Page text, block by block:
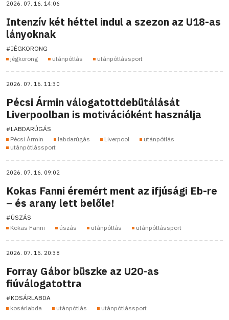
2026. 07. 16. 14:06
Intenzív két héttel indul a szezon az U18-as
lányoknak
#JÉGKORONG
jégkorong
utánpótlás utánpótlássport
2026. 07. 16. 11:30
Pécsi Ármin válogatottdebütálását
Liverpoolban is motivációként használja
#LABDARÚGÁS
Pécsi Ármin
labdarúgás Liverpool
utánpótlás
utánpótlássport
2026. 07. 16. 09:02
Kokas Fanni éremért ment az ifjúsági Eb-re
– és arany lett belőle!
#ÚSZÁS
Kokas Fanni
úszás utánpótlás utánpótlássport
2026. 07. 15. 20:38
Forray Gábor büszke az U20-as
fiúválogatottra
#KOSÁRLABDA
kosárlabda
utánpótlás utánpótlássport